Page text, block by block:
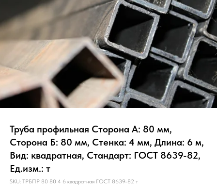
Труба профильная Сторона А: 80 мм,
Сторона Б: 80 мм, Стенка: 4 мм, Длина: 6 м,
Вид: квадратная, Стандарт: ГОСТ 8639-82,
Ед.изм.: т
SKU: ТРБПР 80 80 4 6 квадратная ГОСТ 8639-82 т